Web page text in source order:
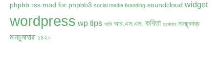
phpbb rss mod for phpbb3 social media branding soundcloud widget
wordpress wp tips আমি আর.এস.এস. কবিতা দুঃখবোধ মানচুকাব্য
মানচুমাহারা ১৪২০